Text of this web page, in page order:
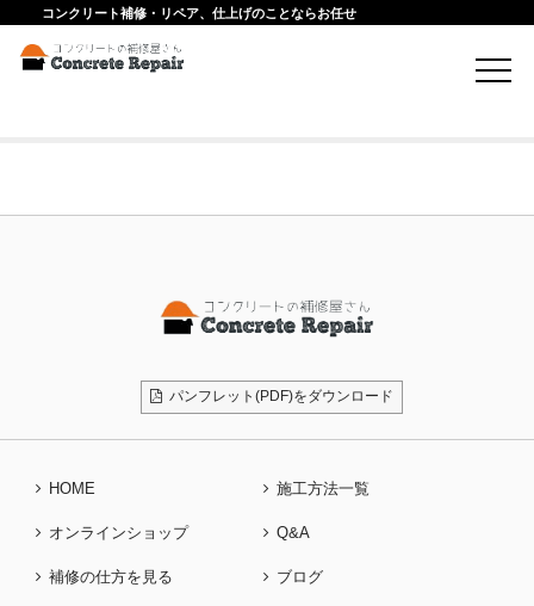
コンクリート補修・リペア、仕上げのことならお任せ
パンフレット(PDF)をダウンロード
HOME
オンラインショップ
補修の仕方を見る
施工方法一覧
Q&A
ブログ